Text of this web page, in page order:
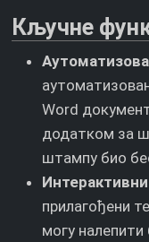
Кључне
Word
додатком за
штампу био
прилагођени
могу налепити